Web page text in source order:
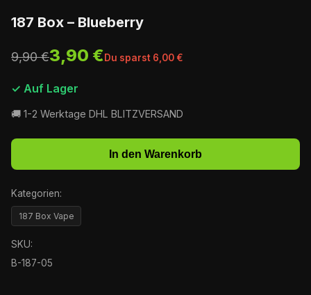
187 Box – Blueberry
9,90 €3,90 €Du sparst 6,00 €
✓ Auf Lager
🚚 1-2 Werktage DHL BLITZVERSAND
In den Warenkorb
Kategorien:
187 Box Vape
SKU:
B-187-05